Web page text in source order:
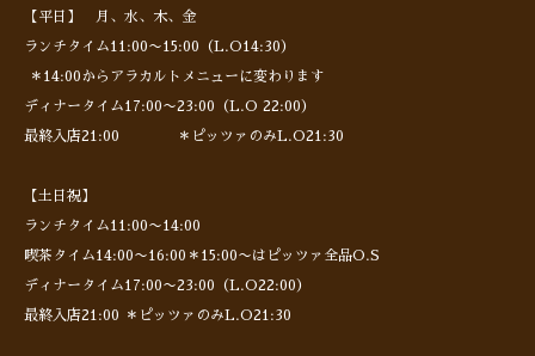
【平日】 月、水、木、金
ランチタイム11:00〜15:00（L.O14:30）
＊14:00からアラカルトメニューに変わります
ディナータイム17:00〜23:00（L.O 22:00）
最終入店21:00 ＊ピッツァのみL.O21:30
【土日祝】
ランチタイム11:00〜14:00
喫茶タイム14:00〜16:00＊15:00〜はピッツァ全品O.S
ディナータイム17:00〜23:00（L.O22:00）
最終入店21:00 ＊ピッツァのみL.O21:30